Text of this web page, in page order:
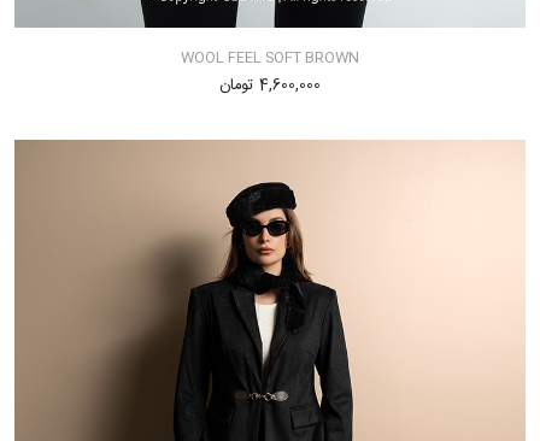
WOOL FEEL SOFT BROWN
4,600,000 تومان